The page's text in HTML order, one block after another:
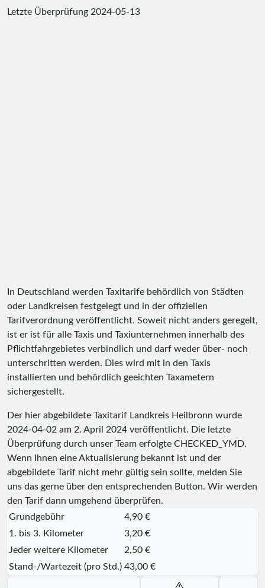
Letzte Überprüfung 2024-05-13
In Deutschland werden Taxitarife behördlich von Städten
oder Landkreisen festgelegt und in der offiziellen
Tarifverordnung veröffentlicht. Soweit nicht anders geregelt,
ist er ist für alle Taxis und Taxiunternehmen innerhalb des
Pflichtfahrgebietes verbindlich und darf weder über- noch
unterschritten werden. Dies wird mit in den Taxis
installierten und behördlich geeichten Taxametern
sichergestellt.
Der hier abgebildete Taxitarif Landkreis Heilbronn wurde
2024-04-02 am 2. April 2024 veröffentlicht. Die letzte
Überprüfung durch unser Team erfolgte CHECKED_YMD.
Wenn Ihnen eine Aktualisierung bekannt ist und der
abgebildete Tarif nicht mehr gültig sein sollte, melden Sie
uns das gerne über den entsprechenden Button. Wir werden
den Tarif dann umgehend überprüfen.
Grundgebühr
4,90 €
1. bis 3. Kilometer
3,20 €
Jeder weitere Kilometer
2,50 €
Stand-/Wartezeit (pro Std.) 43,00 €